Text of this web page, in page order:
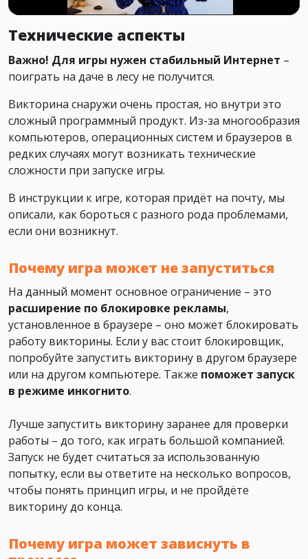
Технические аспекты
Важно! Для игры нужен стабильный Интернет –
поиграть на даче в лесу не получится.
Викторина снаружи очень простая, но внутри это
сложный программный продукт. Из-за многообразия
компьютеров, операционных систем и браузеров в
редких случаях могут возникать технические
сложности при запуске игры.
В инструкции к игре, которая придёт на почту, мы
описали, как бороться с разного рода проблемами,
если они возникнут.
Почему игра может не запуститься
На данный момент основное ограничение – это
расширение по блокировке рекламы,
установленное в браузере – оно может блокировать
работу викторины. Если у вас стоит блокировщик,
попробуйте запустить викторину в другом браузере
или на другом компьютере. Также поможет запуск
в режиме инкогнито.
Лучше запустить викторину заранее для проверки
работы – до того, как играть большой компанией.
Запуск не будет считаться за использованную
попытку, если вы ответите на несколько вопросов,
чтобы понять принцип игры, и не пройдёте
викторину до конца.
Почему игра может зависнуть в